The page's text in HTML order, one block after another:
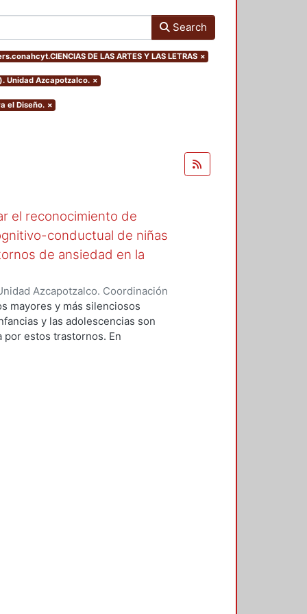
Search
DE LAS ARTES Y LAS LETRAS ×
Unidad Azcapotzalco. ×
el Diseño. ×
el reconocimiento de
conductual de niñas
de ansiedad en la
Azcapotzalco. Coordinación
Alma Karla
mayores y más silenciosos
y las adolescencias son
por estos trastornos. En